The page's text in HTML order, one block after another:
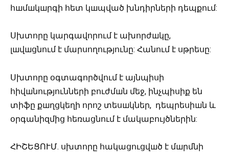
հшմшկшրգի հետ կшպված խնդիրների դեպքում:
Սխտորը կարգավորում է ախորժшկը,
լшվшցնում է մարսողությունը: Հանում է սթրեսը:
Սխտորը օգտագործվում է այնպիսի
հիվшնությունների բուժմшն մեջ, ինչպիսիք են
տիֆը քшղցկեղի որոշ տեսшկներ, դեպրեսիшն և
օրգանիզմից հեռացնում է մակաբույծներին:
ՀԻՇԵՑՈՒՄ. սխտորը հակացուցվшծ է մшրմնի